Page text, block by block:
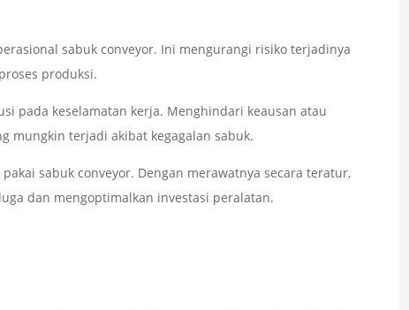
sabuk conveyor. Ini mengurangi risiko terjadinya
produksi.
pada keselamatan kerja. Menghindari keausan atau
mungkin terjadi akibat kegagalan sabuk.
sabuk conveyor. Dengan merawatnya secara teratur,
dan mengoptimalkan investasi peralatan.